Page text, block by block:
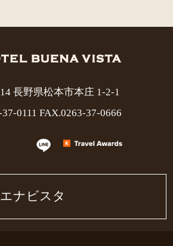
長野県松本市本庄 1-2-1
0111 FAX.0263-37-0666
ナビスタ